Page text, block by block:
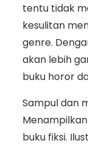
tentu tidak
kesulitan
genre.
akan lebih
buku horor
Sampul dan
buku fiksi.